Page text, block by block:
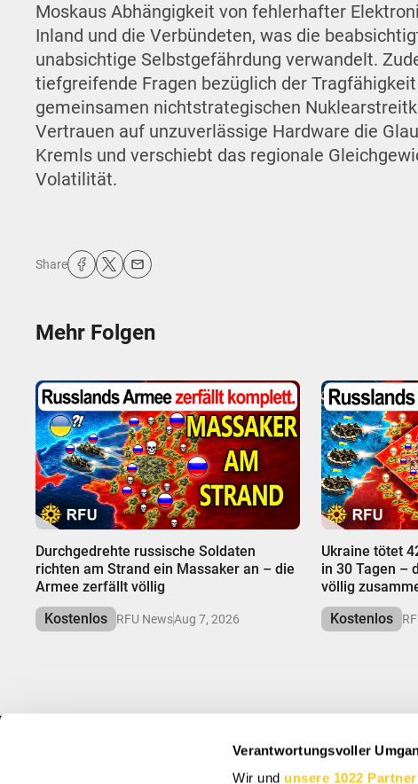
Verantwortungsvoller
Wir und unsere 1022 Partner
Moskaus Abhängigkeit von fehlerhafter
Inland und die Verbündeten, was die
unabsichtige Selbstgefährdung verwandelt.
tiefgreifende Fragen bezüglich der
gemeinsamen nichtstrategischen
Vertrauen auf unzuverlässige Hardware die
Kremls und verschiebt das regionale
Volatilität.
Share
Mehr Folgen
Durchgedrehte russische Soldaten
richten am Strand ein Massaker an – die
Armee zerfällt völlig
Kostenlos
RFU NewsAug 7, 2026
Ukraine tötet
in 30 Tagen –
völlig
Kostenlos